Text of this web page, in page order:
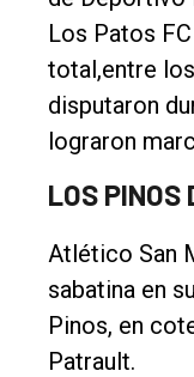
Int.
General
Política
Entrevistas
Rural
Deportes
Fúnebres
Los Patos
total,entre
disputaron
lograron
LOS PINOS
Atlético San
sabatina en
Pinos, en
Patrault.